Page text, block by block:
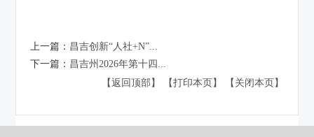
上一篇： 昌吉创新“人社+N”...
下一篇： 昌吉州2026年第十四...
【返回顶部】
【打印本页】 【关闭本页】